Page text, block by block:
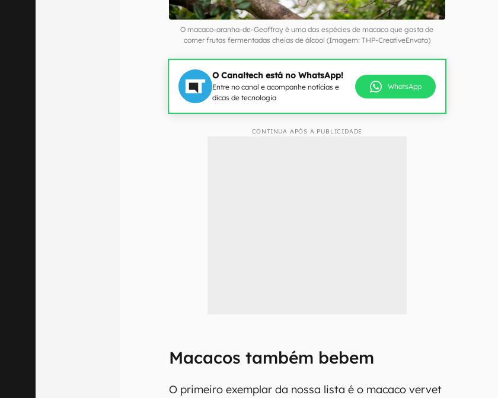
O macaco-aranha-de-Geoffroy é uma das espécies de macaco que gosta de
comer frutas fermentadas cheias de álcool (Imagem: THP-CreativeEnvato)
O Canaltech está no WhatsApp!
Entre no canal e acompanhe notícias e
dicas de tecnologia
WhatsApp
CONTINUA APÓS A PUBLICIDADE
Macacos também bebem
O primeiro exemplar da nossa lista é o macaco vervet